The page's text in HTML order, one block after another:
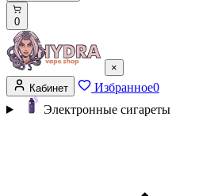
0
×
Кабинет
Избранное0
Электронные сигареты